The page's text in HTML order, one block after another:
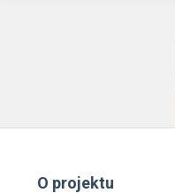
O projektu